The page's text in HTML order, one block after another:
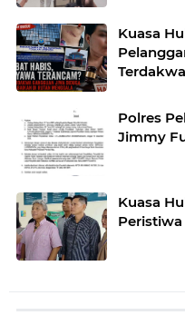
Kuasa
Polres
Jimmy
Kuasa